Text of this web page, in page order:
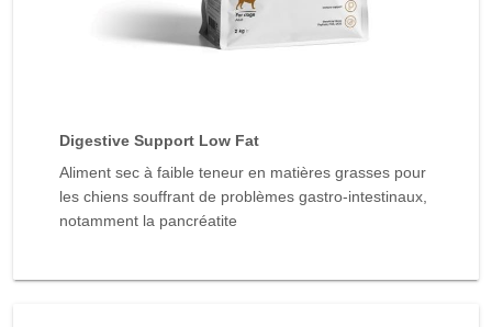
Digestive Support Low Fat
Aliment sec à faible teneur en matières grasses pour
les chiens souffrant de problèmes gastro-intestinaux,
notamment la pancréatite